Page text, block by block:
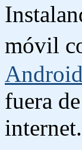
móvil
Android
fuera
internet.